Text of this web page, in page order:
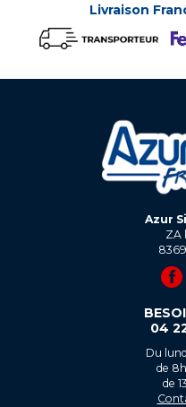
Livraison
Azur
ZA
04
Du
de
de